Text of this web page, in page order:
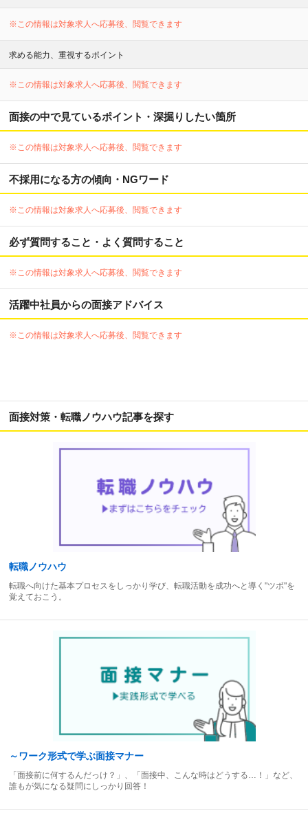
※この情報は対象求人へ応募後、閲覧できます
求める能力、重視するポイント
※この情報は対象求人へ応募後、閲覧できます
面接の中で見ているポイント・深掘りしたい箇所
※この情報は対象求人へ応募後、閲覧できます
不採用になる方の傾向・NGワード
※この情報は対象求人へ応募後、閲覧できます
必ず質問すること・よく質問すること
※この情報は対象求人へ応募後、閲覧できます
活躍中社員からの面接アドバイス
※この情報は対象求人へ応募後、閲覧できます
面接対策・転職ノウハウ記事を探す
転職ノウハウ
転職へ向けた基本プロセスをしっかり学び、転職活動を成功へと導く"ツボ"を
覚えておこう。
～ワーク形式で学ぶ面接マナー
「面接前に何するんだっけ？」、「面接中、こんな時はどうする…！」など、
誰もが気になる疑問にしっかり回答！